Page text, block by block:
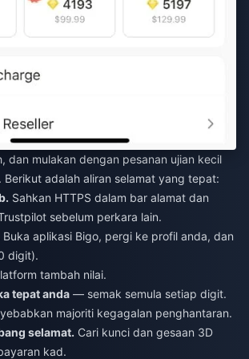
dan mulakan dengan pesanan ujian kecil
adalah aliran selamat yang tepat:
Sahkan HTTPS dalam bar alamat dan
sebelum perkara lain.
Buka aplikasi Bigo, pergi ke profil anda, dan
digit).
tambah nilai.
tepat anda — semak semula setiap digit.
majoriti kegagalan penghantaran.
selamat. Cari kunci dan gesaan 3D
kad.